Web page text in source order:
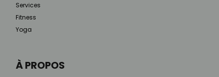
À PROPOS
Services
Fitness
Yoga